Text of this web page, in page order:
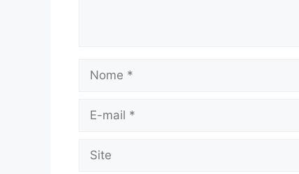
Nome
Site